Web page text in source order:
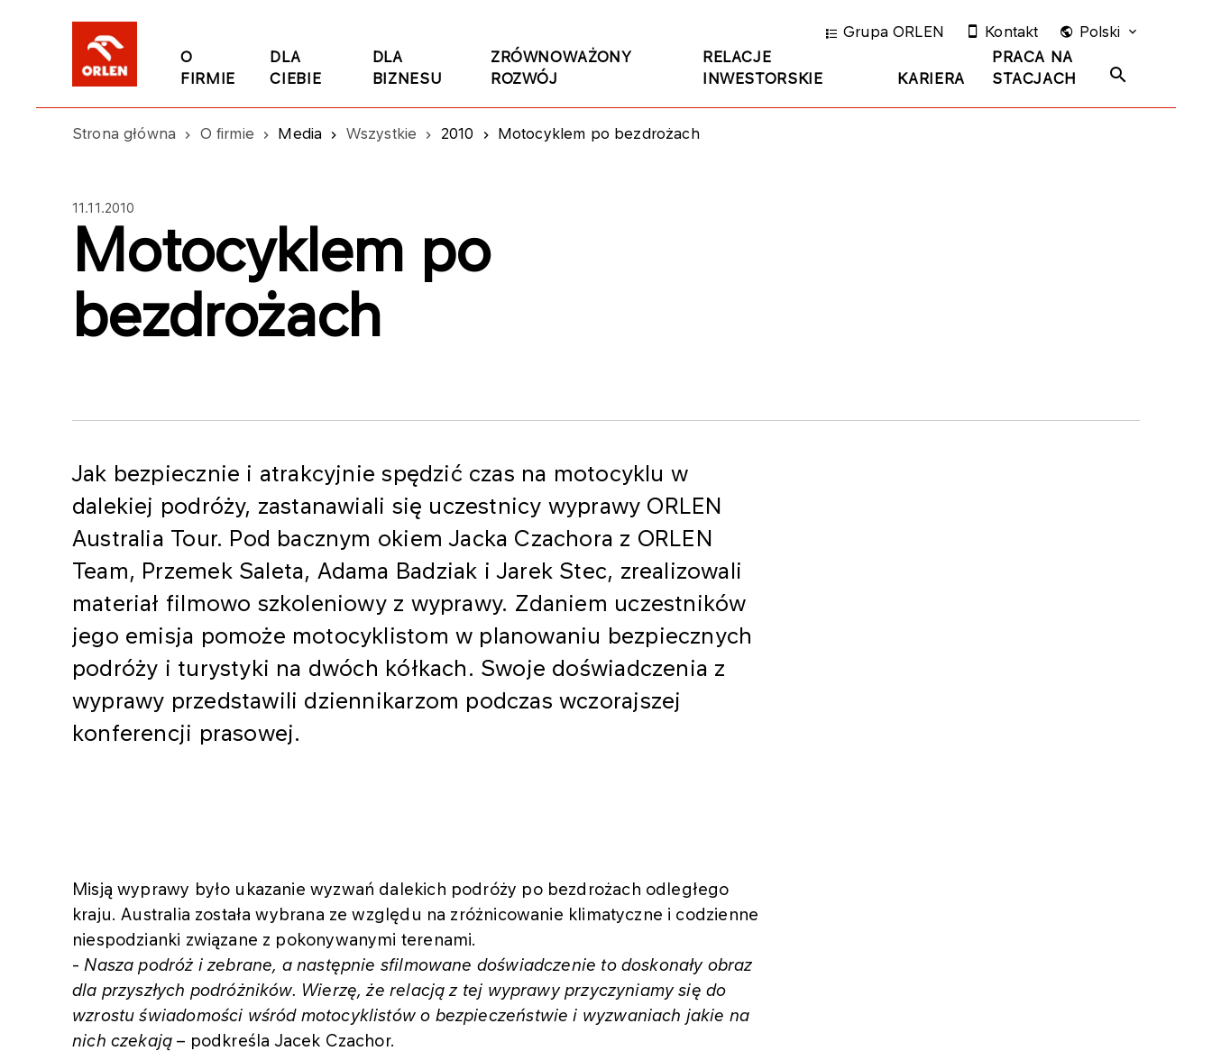
O
FIRMIE
DLA
CIEBIE
DLA
BIZNESU
ZRÓWNOWAŻONY
ROZWÓJ
RELACJE
INWESTORSKIE
KARIERA
PRACA NA
STACJACH
Grupa ORLEN Kontakt Polski
Strona główna O firmie Media Wszystkie 2010 Motocyklem po bezdrożach
11.11.2010
Motocyklem po
bezdrożach
Jak bezpiecznie i atrakcyjnie spędzić czas na motocyklu w
dalekiej podróży, zastanawiali się uczestnicy wyprawy ORLEN
Australia Tour. Pod bacznym okiem Jacka Czachora z ORLEN
Team, Przemek Saleta, Adama Badziak i Jarek Stec, zrealizowali
materiał filmowo szkoleniowy z wyprawy. Zdaniem uczestników
jego emisja pomoże motocyklistom w planowaniu bezpiecznych
podróży i turystyki na dwóch kółkach. Swoje doświadczenia z
wyprawy przedstawili dziennikarzom podczas wczorajszej
konferencji prasowej.
Misją wyprawy było ukazanie wyzwań dalekich podróży po bezdrożach odległego
kraju. Australia została wybrana ze względu na zróżnicowanie klimatyczne i codzienne
niespodzianki związane z pokonywanymi terenami.
- Nasza podróż i zebrane, a następnie sfilmowane doświadczenie to doskonały obraz
dla przyszłych podróżników. Wierzę, że relacją z tej wyprawy przyczyniamy się do
wzrostu świadomości wśród motocyklistów o bezpieczeństwie i wyzwaniach jakie na
nich czekają– podkreśla Jacek Czachor.